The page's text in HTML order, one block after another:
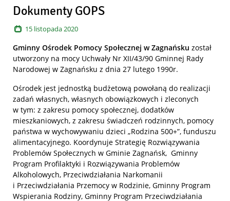
Dokumenty GOPS
15 listopada2020
Gminny Ośrodek Pomocy Społecznej w Zagnańsku został
utworzony na mocy Uchwały Nr XII/43/90 Gminnej Rady
Narodowej w Zagnańsku z dnia 27 lutego 1990r.
Ośrodek jest jednostką budżetową powołaną do realizacji
zadań własnych, własnych obowiązkowych i zleconych
w tym: z zakresu pomocy społecznej, dodatków
mieszkaniowych, z zakresu świadczeń rodzinnych, pomocy
państwa w wychowywaniu dzieci „Rodzina 500+”, funduszu
alimentacyjnego. Koordynuje Strategię Rozwiązywania
Problemów Społecznych w Gminie Zagnańsk, Gminny
Program Profilaktyki i Rozwiązywania Problemów
Alkoholowych, Przeciwdziałania Narkomanii
i Przeciwdziałania Przemocy w Rodzinie, Gminny Program
Wspierania Rodziny, Gminny Program Przeciwdziałania